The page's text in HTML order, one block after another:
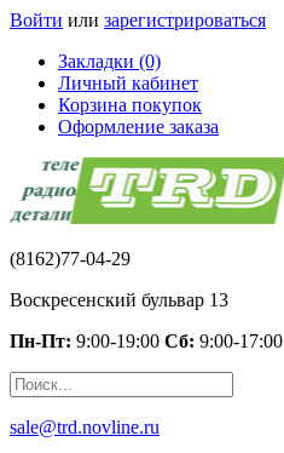
Войти или зарегистрироваться
Закладки (0)
Личный кабинет
Корзина покупок
Оформление заказа
(8162)77-04-29
Воскресенский бульвар 13
Пн-Пт: 9:00-19:00 Сб: 9:00-17:00
sale@trd.novline.ru